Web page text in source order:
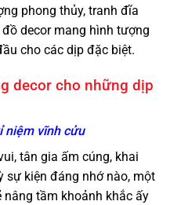
phong thủy, tranh đĩa
decor mang hình tượng
cho các dịp đặc biệt.
decor cho những dịp
niệm vĩnh cửu
tân gia ấm cúng, khai
sự kiện đáng nhớ nào, một
nâng tầm khoảnh khắc ấy